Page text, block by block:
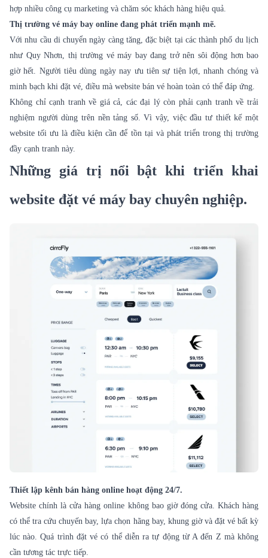
hợp nhiều công cụ marketing và chăm sóc khách hàng hiệu quả.
Thị trường vé máy bay online đang phát triển mạnh mẽ.
Với nhu cầu di chuyển ngày càng tăng, đặc biệt tại các thành phố du lịch
như Quy Nhơn, thị trường vé máy bay đang trở nên sôi động hơn bao
giờ hết. Người tiêu dùng ngày nay ưu tiên sự tiện lợi, nhanh chóng và
minh bạch khi đặt vé, điều mà website bán vé hoàn toàn có thể đáp ứng.
Không chỉ cạnh tranh về giá cả, các đại lý còn phải cạnh tranh về trải
nghiệm người dùng trên nền tảng số. Vì vậy, việc đầu tư thiết kế một
website tối ưu là điều kiện cần để tồn tại và phát triển trong thị trường
đầy cạnh tranh này.
Những giá trị nổi bật khi triển khai
website đặt vé máy bay chuyên nghiệp.
Thiết lập kênh bán hàng online hoạt động 24/7.
Website chính là cửa hàng online không bao giờ đóng cửa. Khách hàng
có thể tra cứu chuyến bay, lựa chọn hãng bay, khung giờ và đặt vé bất kỳ
lúc nào. Quá trình đặt vé có thể diễn ra tự động từ A đến Z mà không
cần tương tác trực tiếp.